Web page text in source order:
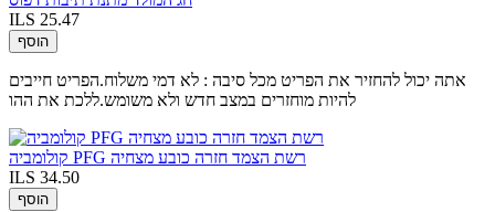
ILS 25.47
הוסף
אתה יכול להחזיר את הפריט מכל סיבה : לא דמי משלוח.הפריט חייבים
להיות מוחזרים במצב חדש ולא משומש.ללכת את ההו
קולומביה PFG רשת הצמד חזרה כובע מצחיה
ILS 34.50
הוסף